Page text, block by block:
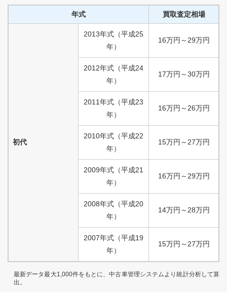
年式 買取査定相場
初代
2013年式 （平成25
年）
16万円 ～ 29万円
2012年式 （平成24
年）
17万円 ～30万円
2011年式 （平成23
年）
16万円 ～ 26万円
2010年式 （平成22
年）
15万円 ～ 27万円
2009年式 （平成21
年）
16万円 ～ 29万円
2008年式 （平成20
年）
14万円 ～ 28万円
2007年式 （平成19
年）
15万円 ～ 27万円
最新データ最大1,000件をもとに、中古車管理システムより統計分析して算
出。